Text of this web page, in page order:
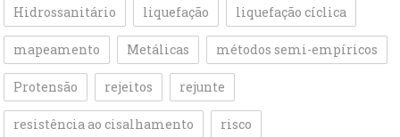
Hidrossanitário liquefação liquefação cíclica
mapeamento Metálicas métodos semi-empíricos
Protensão rejeitos rejunte
resistência ao cisalhamento risco